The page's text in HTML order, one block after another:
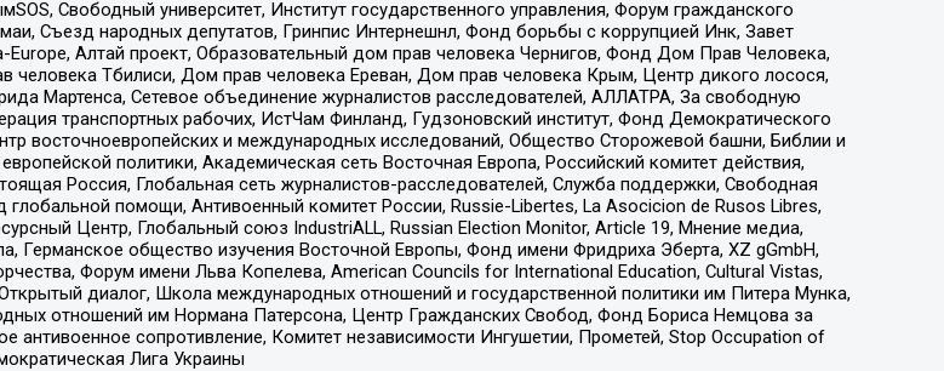
Свободный университет, Институт государственного управления, Форум гражданского
Съезд народных депутатов, Гринпис Интернешнл, Фонд борьбы с коррупцией Инк, Завет
Алтай проект, Образовательный дом прав человека Чернигов, Фонд Дом Прав Человека,
человека Тбилиси, Дом прав человека Ереван, Дом прав человека Крым, Центр дикого лосося,
Мартенса, Сетевое объединение журналистов расследователей, АЛЛАТРА, За свободную
транспортных рабочих, ИстЧам Финланд, Гудзоновский институт, Фонд Демократического
восточноевропейских и международных исследований, Общество Сторожевой башни, Библии и
политики, Академическая сеть Восточная Европа, Российский комитет действия,
Россия, Глобальная сеть журналистов-расследователей, Служба поддержки, Свободная
помощи, Антивоенный комитет России, Russie-Libertes, La Asocicion de Rusos Libres,
Центр, Глобальный союз IndustriALL, Russian Election Monitor, Article 19, Мнение медиа,
Германское общество изучения Восточной Европы, Фонд имени Фридриха Эберта, XZ gGmbH,
Форум имени Льва Копелева, American Councils for International Education, Cultural Vistas,
диалог, Школа международных отношений и государственной политики им Питера Мунка,
отношений им Нормана Патерсона, Центр Гражданских Свобод, Фонд Бориса Немцова за
сопротивление, Комитет независимости Ингушетии, Прометей, Stop Occupation of
Лига Украины